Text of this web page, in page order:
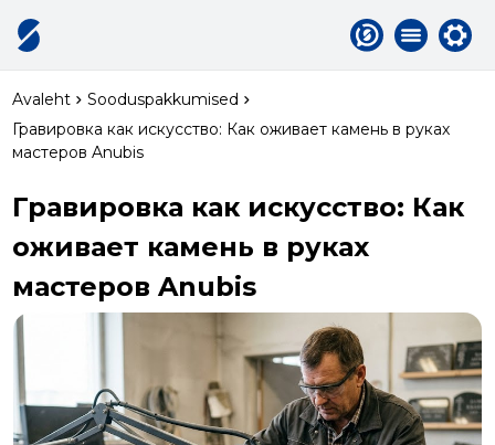
Avaleht
Sooduspakkumised
Гравировка как искусство: Как оживает камень в руках
мастеров Anubis
Гравировка как искусство: Как
оживает камень в руках
мастеров Anubis
Galerii